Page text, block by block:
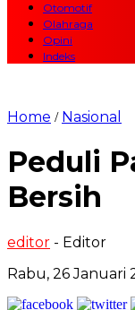
Otomotif
Olahraga
Opini
Indeks
Home / Nasional
Peduli
Bersih
editor - Editor
Rabu, 26 Januari